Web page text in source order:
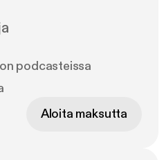
podcasteissa
Aloita maksutta